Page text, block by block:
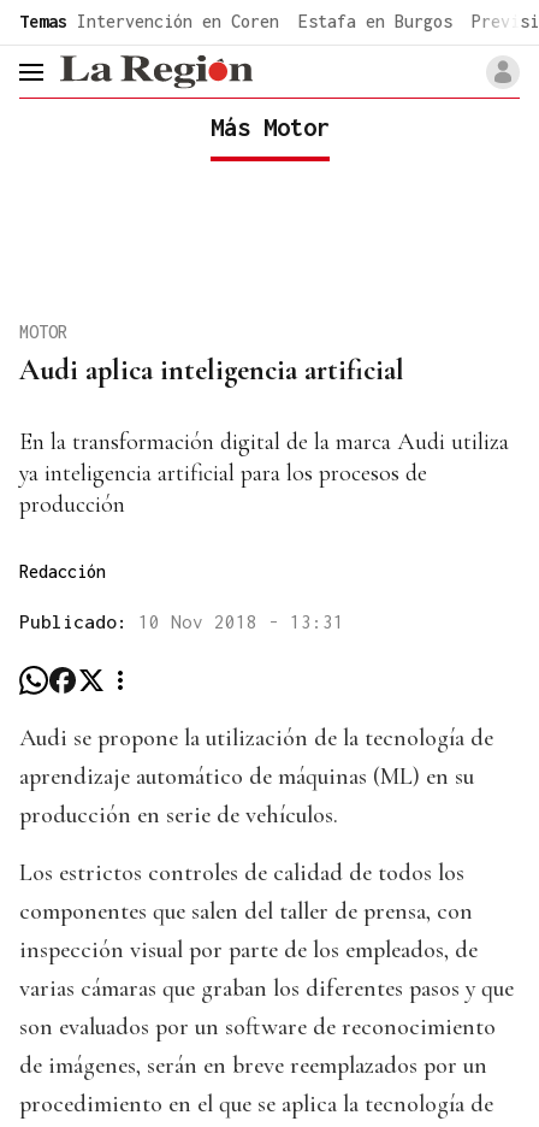
common.go-to-content
Temas Intervención en Coren Estafa en Burgos
header.menu.open
Más Motor
Audi aplica inteligencia artificial
MOTOR
En la transformación digital de la marca Audi utiliza
ya inteligencia artificial para los procesos de
producción
Redacción
Publicado: 10 Nov 2018 - 13:31
Audi se propone la utilización de la tecnología de
aprendizaje automático de máquinas (ML) en su
producción en serie de vehículos.
Los estrictos controles de calidad de todos los
componentes que salen del taller de prensa, con
inspección visual por parte de los empleados, de
varias cámaras que graban los diferentes pasos y que
son evaluados por un software de reconocimiento
de imágenes, serán en breve reemplazados por un
procedimiento en el que se aplica la tecnología de